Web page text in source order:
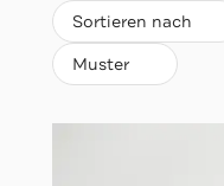
Sortieren nach
Beliebteste
Muster